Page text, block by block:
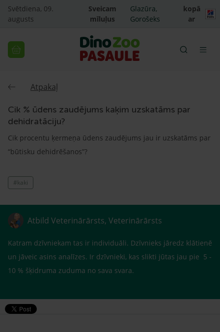
Svētdiena, 09.
augusts
Sveicam
mīluļus
Glazūra,
Gorošeks
kopā
ar
Atpakaļ
Cik % ūdens zaudējums kaķim uzskatāms par
dehidratāciju?
Cik procentu ķermeņa ūdens zaudējums jau ir uzskatāms par
“būtisku dehidrēšanos”?
#kaki
Atbild Veterinārārsts, Veterinārārsts
Katram dzīvniekam tas ir individuāli. Dzīvnieks jāredz klātienē
un jāveic asins analīzes. Ir dzīvnieki, kas slikti jūtas jau pie 5 -
10 % šķidruma zuduma no sava svara.